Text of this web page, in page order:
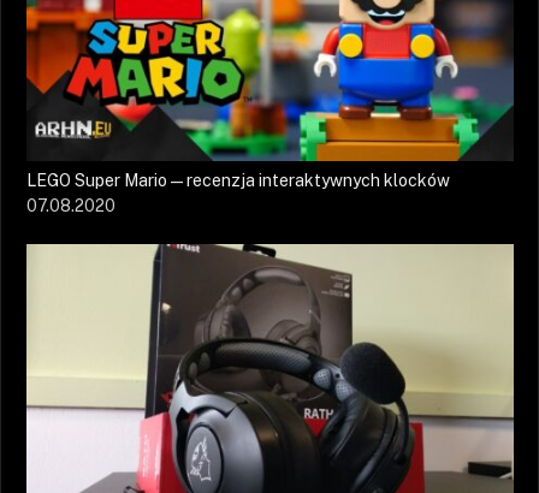
LEGO Super Mario — recenzja interaktywnych klocków
07.08.2020